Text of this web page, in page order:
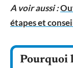
A voir aussi :
étapes et
Pourquoi